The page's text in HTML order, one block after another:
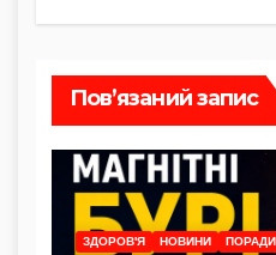
Пов’язаний запис
ЗДОРОВ'Я НОВИНИ ПОРАДИ